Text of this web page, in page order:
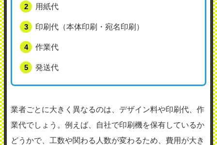
用紙代
印刷代（本体印刷・宛名印刷）
作業代
発送代
業者ごとに大きく異なるのは、デザイン料や印刷代、作
業代でしょう。例えば、自社で印刷機を保有しているか
どうかで、工数や関わる人数が変わるため、費用が大き